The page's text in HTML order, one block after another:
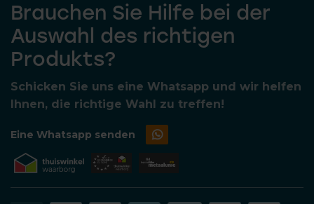
Brauchen Sie Hilfe bei der
Auswahl des richtigen
Produkts?
Schicken Sie uns eine Whatsapp und wir helfen
Ihnen, die richtige Wahl zu treffen!
Eine Whatsapp senden